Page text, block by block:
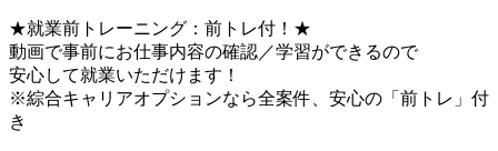
★就業前トレーニング：前トレ付！★
動画で事前にお仕事内容の確認／学習ができるので
安心して就業いただけます！
※綜合キャリアオプションなら全案件、安心の「前トレ」付
き